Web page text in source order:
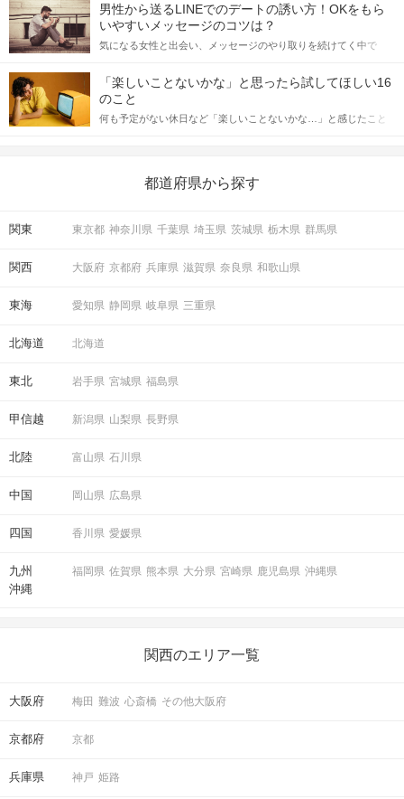
①公式アプリのダウンロード
②本人確認書類の事前アップロード
※上記①②が完了していない場合、
ご参加いただくことができません。
開始時刻に遅れてご到着される際は
原則10分以上の遅れてのご参加は ご遠
公共交通機関の延着時や道に迷われた場合も
STEP2 パーティー説明・自己紹介
スタッフがパーティーの流れを説明します。
一緒に楽しむメンバーを覚えましょう！
当日の参加人数によって、
ペンギン・オットセイのごはんの時間など、
てアプローチできるかにも左右されます。 これから恋人作りを本
格的に始めようとしている方は、女性が異性を求めて出すサイン
をしっかりと理解し、正しい行動に移せるかどうかが重要。 この
記事では、女性が話しかけて欲しい時に出すサインとその心理を
合にどのような行動に繋げるべきかをご紹介していきます。
男性から送るLINEでのデートの誘い方！OKをもら
いやすいメッセージのコツは？
気になる女性と出会い、メッセージのやり取りを続けてく中で
しかし、中には「どう誘ったらいいの？」とお困りの男性もいら
っしゃるのではないでしょうか。 そこで今回は、男性から女性へ
送るLINEでのデートの誘い方のコツをご紹介します。例文も混じ
えながら解説するので、ぜひ参考にしてください。
「楽しいことないかな」と思ったら試してほしい16
のこと
何も予定がない休日など「楽しいことないかな…」と感じたこと
の楽しいことアイデアを集めました♪ いままさに楽しいことを探し
都道府県から探す
関東 東京都 神奈川県 千葉県 埼玉県 茨城県 栃木県 群馬県
関西 大阪府 京都府 兵庫県 滋賀県 奈良県 和歌山県
東海 愛知県 静岡県 岐阜県 三重県
北海道 北海道
東北 岩手県 宮城県 福島県
甲信越 新潟県 山梨県 長野県
北陸 富山県 石川県
中国 岡山県 広島県
四国 香川県 愛媛県
九州
沖縄
福岡県 佐賀県 熊本県 大分県 宮崎県 鹿児島県 沖縄県
関西のエリア一覧
大阪府 梅田 難波 心斎橋 その他大阪府
京都府 京都
兵庫県 神戸 姫路